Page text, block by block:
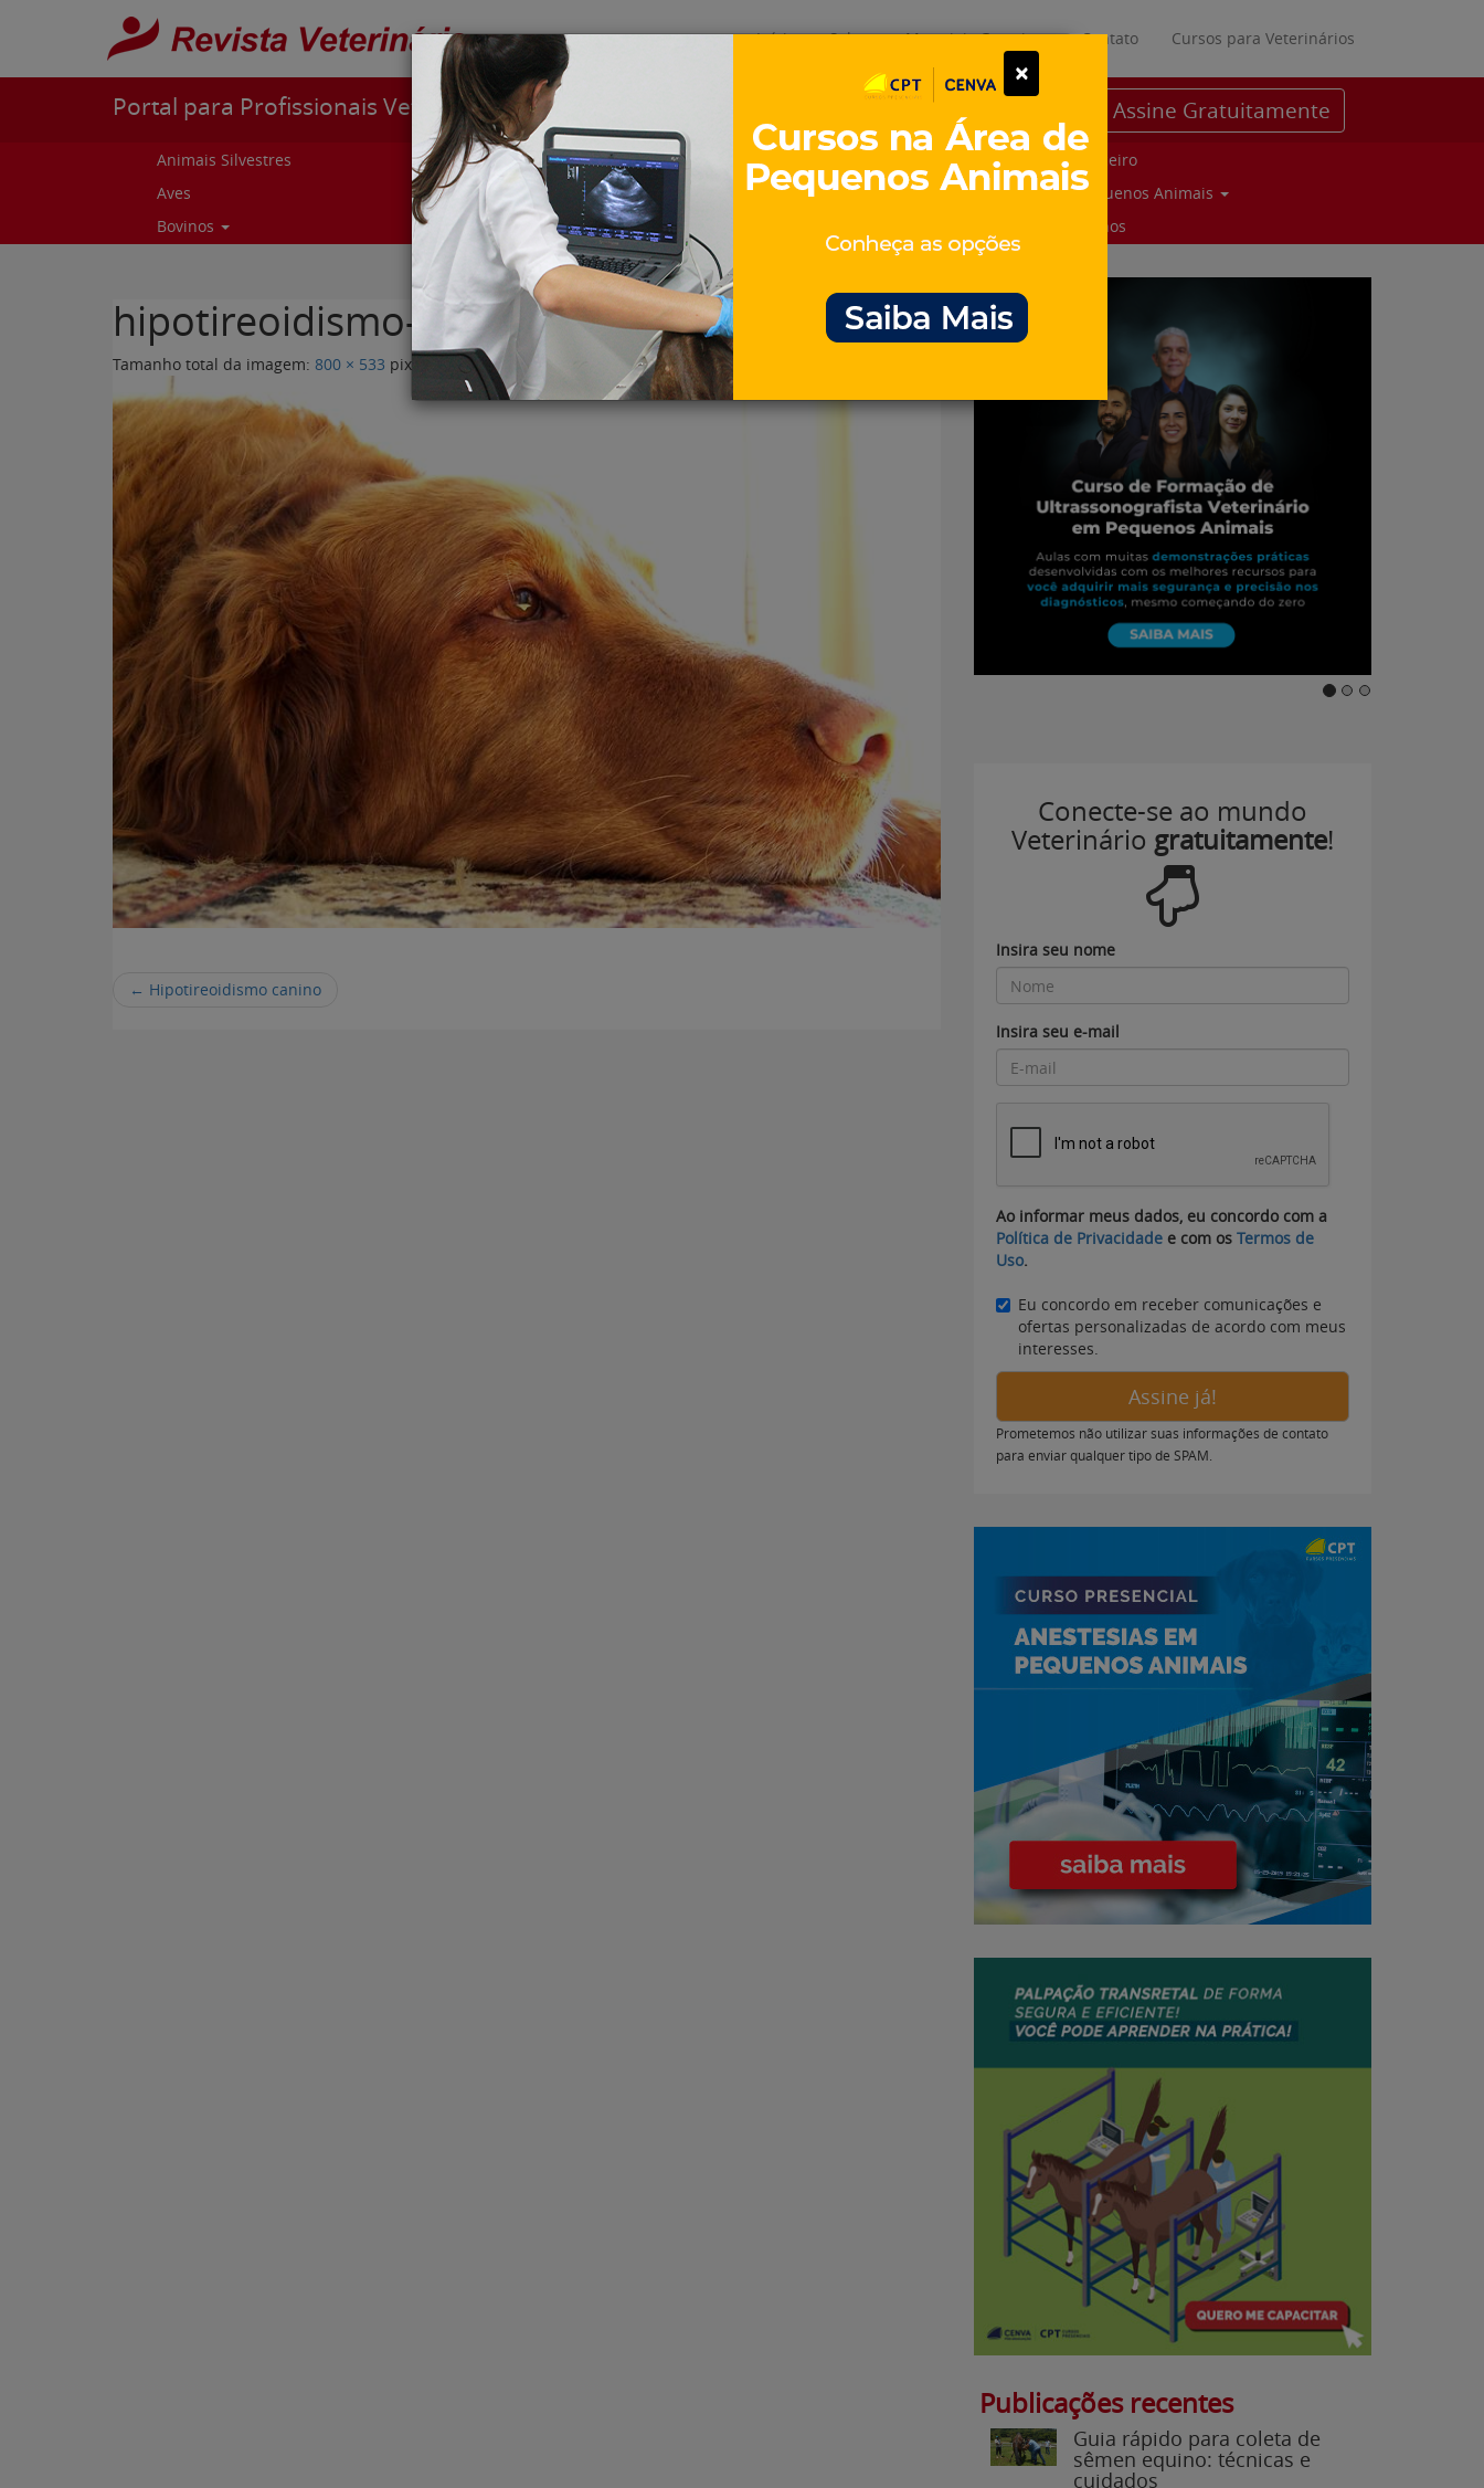
Pular para o conteúdo
Início Sobre Materiais Gratuitos Contato Cursos para Veterinários
Portal para Profissionais Veterinários Assine Gratuitamente
Animais Silvestres
Aves
Bovinos
Caprinos e ovinos
Curiosidades
Cursos e Eventos
Equinos
Parceiro
Pequenos Animais
Suinos
hipotireoidismo-canino.jpg
Tamanho total da imagem: 800 × 533 pixels
← Hipotireoidismo canino
Conecte-se ao mundo
Veterinário gratuitamente!
Insira seu nome
Insira seu e-mail
Ao informar meus dados, eu concordo com a
Política de Privacidade e com os Termos de
Uso.
Eu concordo em receber comunicações e
ofertas personalizadas de acordo com meus
interesses.
Assine já!
Prometemos não utilizar suas informações de contato
para enviar qualquer tipo de SPAM.
Publicações recentes
Guia rápido para coleta de
sêmen equino: técnicas e
cuidados
×